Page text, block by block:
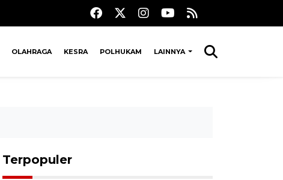
OLAHRAGA KESRA POLHUKAM LAINNYA
Terpopuler